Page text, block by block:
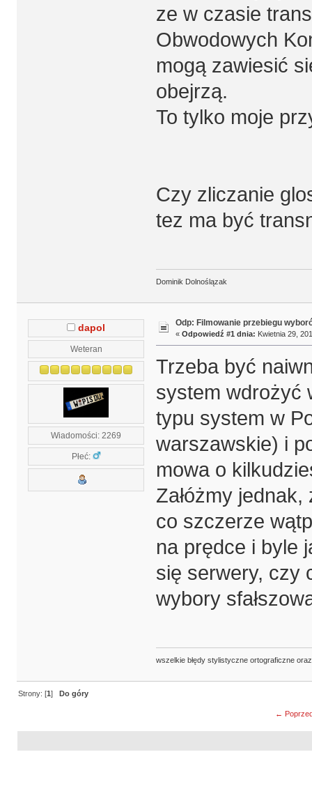
ze w czasie
Obwodowych
mogą zawiesić
obejrzą.
To tylko moje
Czy zliczanie
tez ma być
Dominik Dolnoślązak
dapol
Weteran
Wiadomości: 2269
Płeć:
Odp: Filmowanie przebiegu
« Odpowiedź #1 dnia: Kwietnia 29,
Trzeba być
system wdrożyć
typu system w
warszawskie) i
mowa o
Załóżmy
co szczerze
na prędce i byle
się serwery, czy
wybory
wszelkie błędy stylistyczne ortograficzne
Strony: [1]Do góry
←